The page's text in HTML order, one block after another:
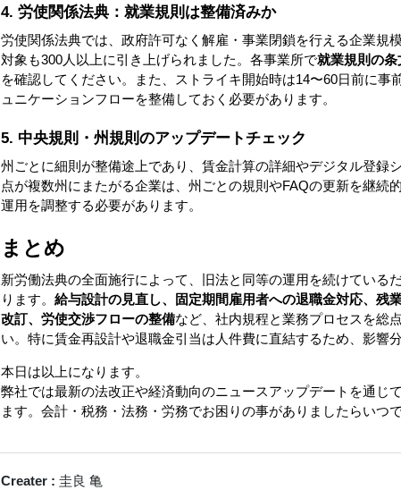
4. 労使関係法典：就業規則は整備済みか
労使関係法典では、政府許可なく解雇・事業閉鎖を行える企業規
対象も300人以上に引き上げられました。各事業所で就業規則の条
を確認してください。また、ストライキ開始時は14〜60日前に事
ュニケーションフローを整備しておく必要があります。
5. 中央規則・州規則のアップデートチェック
州ごとに細則が整備途上であり、賃金計算の詳細やデジタル登録
点が複数州にまたがる企業は、州ごとの規則やFAQの更新を継続
運用を調整する必要があります。
まとめ
新労働法典の全面施行によって、旧法と同等の運用を続けている
ります。 給与設計の見直し、固定期間雇用者への退職金対応、残
改訂、労使交渉フローの整備など、社内規程と業務プロセスを総
い。特に賃金再設計や退職金引当は人件費に直結するため、影響
本日は以上になります。
弊社では最新の法改正や経済動向のニュースアップデートを通じ
ます。会計・税務・法務・労務でお困りの事がありましたらいつ
Creater : 圭良 亀